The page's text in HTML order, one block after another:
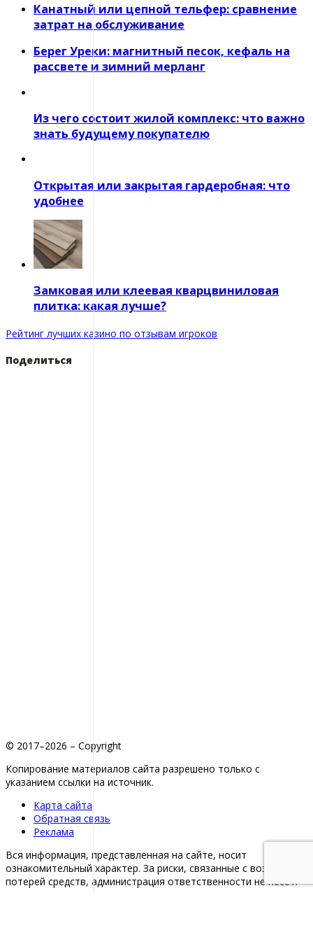
Канатный или цепной тельфер: сравнение
затрат на обслуживание
Берег Уреки: магнитный песок, кефаль на
рассвете и зимний мерланг
Из чего состоит жилой комплекс: что важно
знать будущему покупателю
Открытая или закрытая гардеробная: что
удобнее
Замковая или клеевая кварцвиниловая
плитка: какая лучше?
Рейтинг лучших казино по отзывам игроков
Поделиться
© 2017–2026 – Copyright
Копирование материалов сайта разрешено только с
указанием ссылки на источник.
Карта сайта
Обратная связь
Реклама
Вся информация, представленная на сайте, носит
ознакомительный характер. За риски, связанные с возможной
потерей средств, администрация ответственности не несет.